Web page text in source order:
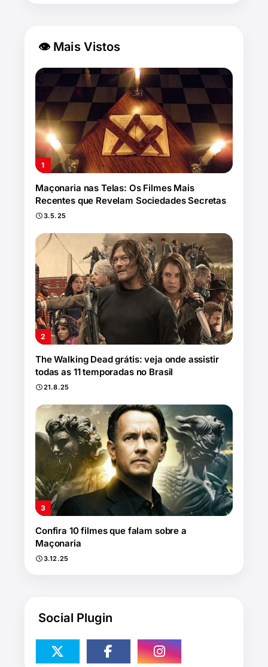
👁 Mais Vistos
Maçonaria nas Telas: Os Filmes Mais
Recentes que Revelam Sociedades Secretas
3.5.25
The Walking Dead grátis: veja onde assistir
todas as 11 temporadas no Brasil
21.8.25
Confira 10 filmes que falam sobre a
Maçonaria
3.12.25
Social Plugin